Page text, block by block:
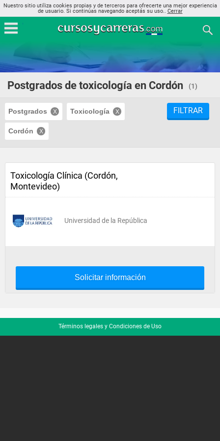
Nuestro sitio utiliza cookies propias y de terceros para ofrecerte una mejor experiencia
de usuario. Si continúas navegando aceptás su uso.. Cerrar
Postgrados de toxicología en Cordón (1)
Postgrados Toxicología
Cordón
FILTRAR
Toxicología Clínica (Cordón,
Montevideo)
Universidad de la República
Solicitar información
Términos legales y Condiciones de Uso